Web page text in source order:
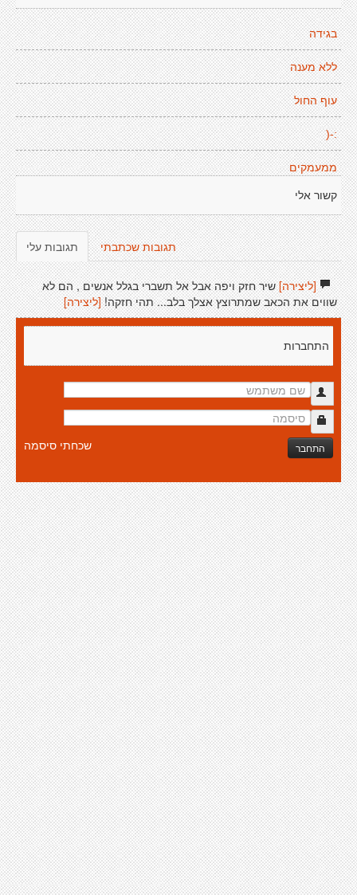
בגידה
ללא מענה
עוף החול
:-(
ממעמקים
קשור אלי
תגובות עלי תגובות שכתבתי
[ליצירה]שיר חזק ויפה אבל אל תשברי בגלל אנשים , הם לא
שווים את הכאב שמתרוצץ אצלך בלב... תהי חזקה! [ליצירה]
התחברות
התחבר שכחתי סיסמה